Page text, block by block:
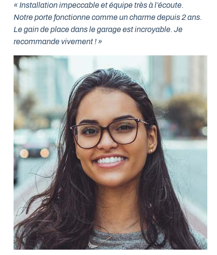
« Installation impeccable et équipe très à l’écoute.
Notre porte fonctionne comme un charme depuis 2 ans.
Le gain de place dans le garage est incroyable. Je
recommande vivement ! »